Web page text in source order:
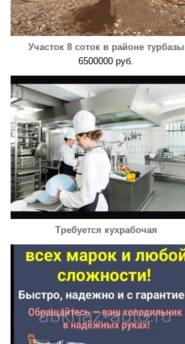
Участок 8 соток в районе турбазы
6500000 руб.
Требуется кухрабочая